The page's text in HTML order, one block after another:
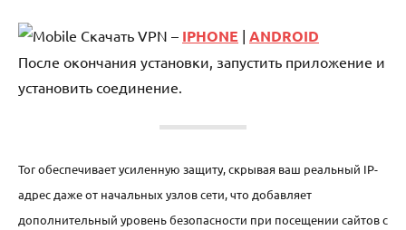
Скачать VPN – IPHONE | ANDROID
После окончания установки, запустить приложение и
установить соединение.
Tor обеспечивает усиленную защиту, скрывая ваш реальный IP-
адрес даже от начальных узлов сети, что добавляет
дополнительный уровень безопасности при посещении сайтов с